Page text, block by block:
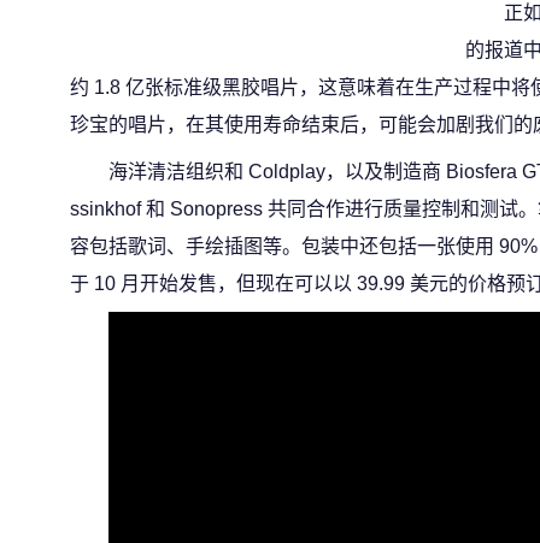
正
的报道
约 1.8 亿张标准级黑胶唱片，这意味着在生产过程中
珍宝的唱片，在其使用寿命结束后，可能会加剧我们的
海洋清洁组织和 Coldplay，以及制造商 Biosfera
ssinkhof 和 Sonopress 共同合作进行质量控制和测试
容包括歌词、手绘插图等。包装中还包括一张使用
于 10 月开始发售，但现在可以以 39.99 美元的价格预